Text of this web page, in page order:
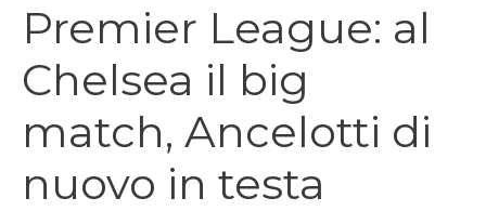
Premier League: al
Chelsea il big
match, Ancelotti di
nuovo in testa